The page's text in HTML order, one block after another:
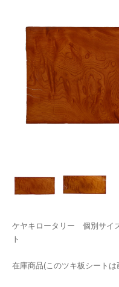
ケヤキロータリー 個別サイ
ト
在庫商品(このツキ板シート